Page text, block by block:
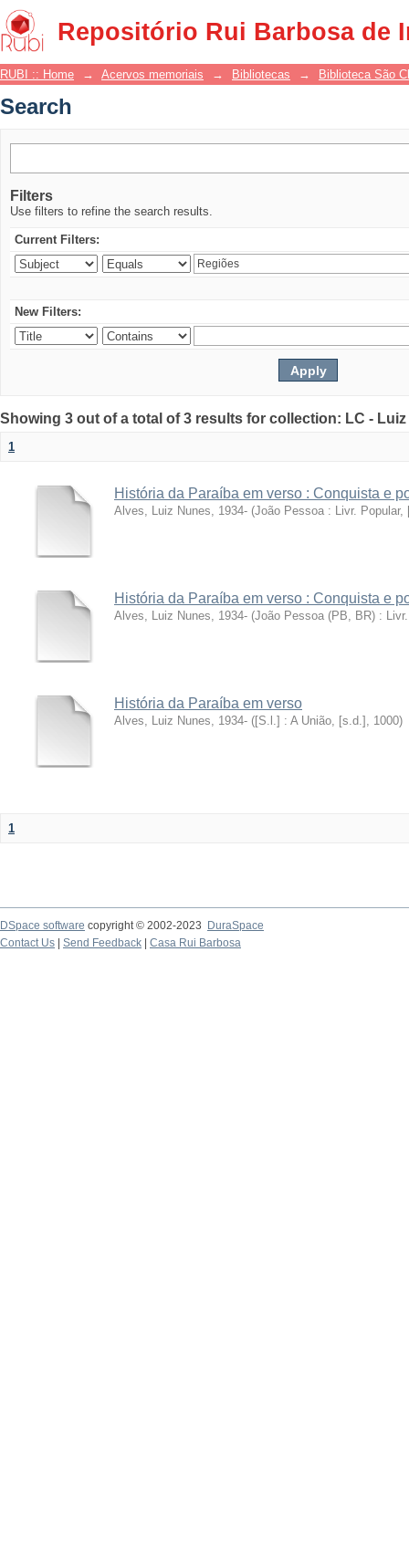
Repositório Rui Barbosa de
Search
RUBI :: Home → Acervos memoriais → Bibliotecas → Biblioteca São
Search
Filters
Use filters to refine the search results.
Current Filters:
New Filters:
Showing 3 out of a total of 3 results for collection: LC -
1
História da Paraíba em verso : Conquista e
Alves, Luiz Nunes, 1934- (João Pessoa : Livr. Popular,
História da Paraíba em verso : Conquista e
Alves, Luiz Nunes, 1934- (João Pessoa (PB, BR) :
História da Paraíba em verso
Alves, Luiz Nunes, 1934- ([S.l.] : A União, [s.d.] , 1000)
1
DSpace software copyright © 2002-2023
DuraSpace
Contact Us
Send Feedback Casa Rui Barbosa